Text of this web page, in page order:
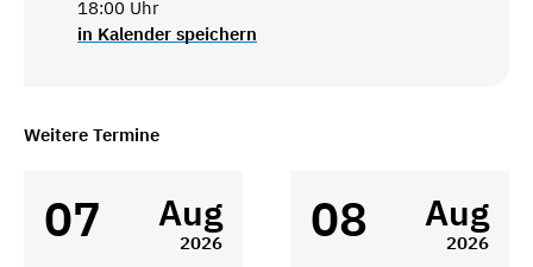
18:00 Uhr
in Kalender speichern
Weitere Termine
07 Aug
2026
08 Aug
2026